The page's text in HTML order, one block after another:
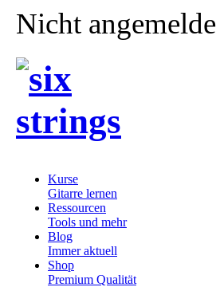
Nicht
Kurse
Gitarre lernen
Ressourcen
Tools und mehr
Blog
Immer aktuell
Shop
Premium Qualität